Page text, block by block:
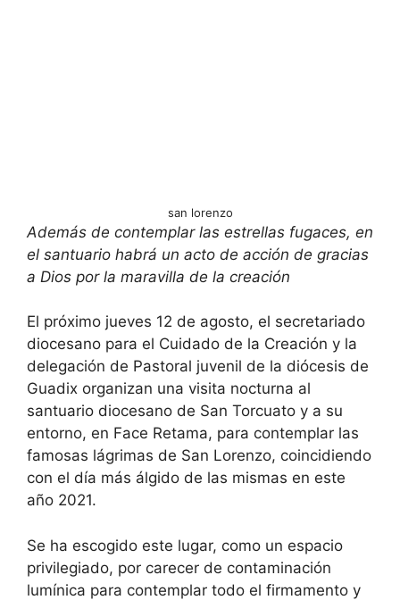
san lorenzo
Además de contemplar las estrellas fugaces, en
el santuario habrá un acto de acción de gracias
a Dios por la maravilla de la creación
El próximo jueves 12 de agosto, el secretariado
diocesano para el Cuidado de la Creación y la
delegación de Pastoral juvenil de la diócesis de
Guadix organizan una visita nocturna al
santuario diocesano de San Torcuato y a su
entorno, en Face Retama, para contemplar las
famosas lágrimas de San Lorenzo, coincidiendo
con el día más álgido de las mismas en este
año 2021.
Se ha escogido este lugar, como un espacio
privilegiado, por carecer de contaminación
lumínica para contemplar todo el firmamento y